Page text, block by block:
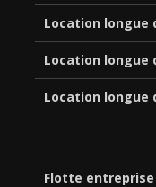
Location longue
Location longue
Location longue
Flotte